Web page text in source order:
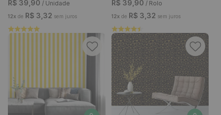
R$ 39 90 / Unidade
12x de R$ 3 32 sem juros
R$ 39 90 / Rolo
12x de R$ 3 32 sem juros